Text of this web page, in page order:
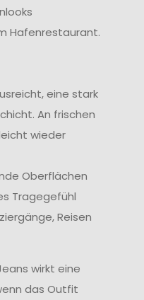
Hafenrestaurant.
eine stark
An frischen
wieder
Oberflächen
Tragegefühl
Reisen
wirkt eine
das Outfit